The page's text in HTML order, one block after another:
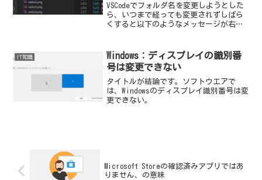
VSCodeでフォルダ名を変更しようとした
ら、いつまで経っても変更されずしばら
くすると以下のようなメッセージが右下
IT知識
Windows：ディスプレイの識別番
号は変更できない
タイトルが結論です。ソフトウエアで
は、Windowsのディスプレイ識別番号は変
更できない。
Microsoft Storeの確認済みアプリではあ
りません、の意味